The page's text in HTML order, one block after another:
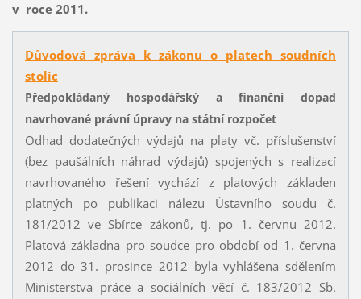
v roce 2011.
Důvodová zpráva k zákonu o platech soudních
stolic
Předpokládaný hospodářský a finanční dopad
navrhované právní úpravy na státní rozpočet
Odhad dodatečných výdajů na platy vč. příslušenství
(bez paušálních náhrad výdajů) spojených s realizací
navrhovaného řešení vychází z platových základen
platných po publikaci nálezu Ústavního soudu č.
181/2012 ve Sbírce zákonů, tj. po 1. červnu 2012.
Platová základna pro soudce pro období od 1. června
2012 do 31. prosince 2012 byla vyhlášena sdělením
Ministerstva práce a sociálních věcí č. 183/2012 Sb.